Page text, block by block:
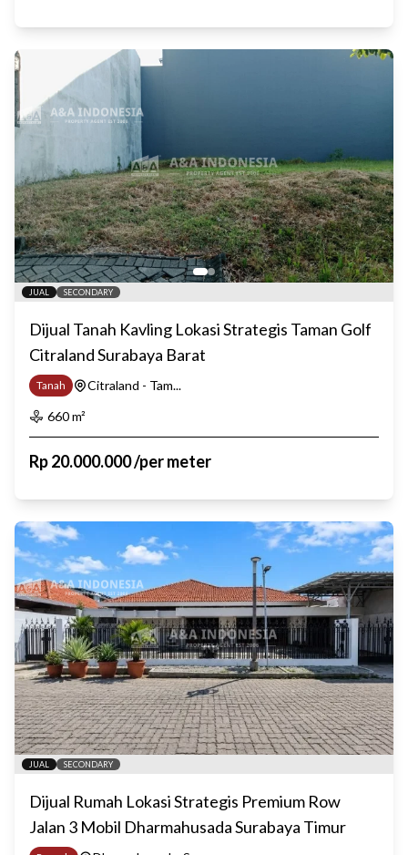
JUAL SECONDARY
Dijual Tanah Kavling Lokasi Strategis Taman Golf
Citraland Surabaya Barat
Tanah
Citraland - Tam...
660m²
Rp20.000.000/per meter
JUAL SECONDARY
Dijual Rumah Lokasi Strategis Premium Row
Jalan 3 Mobil Dharmahusada Surabaya Timur